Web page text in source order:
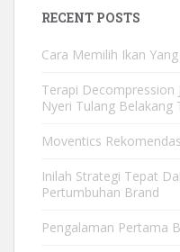
RECENT POSTS
Cara Memilih Ikan
Terapi Decompression
Nyeri Tulang Belakang
Moventics
Inilah Strategi Tepat
Pertumbuhan Brand
Pengalaman Pertama